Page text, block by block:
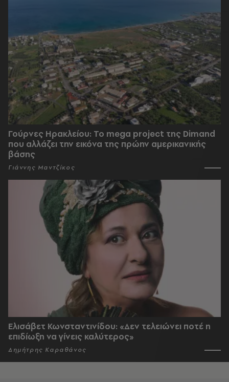
Γούρνες Ηρακλείου: To mega project της Dimand
που αλλάζει την εικόνα της πρώην αμερικανικής
βάσης
Γιάννης Μαντζίκος
Ελισάβετ Κωνσταντινίδου: «Δεν τελειώνει ποτέ η
επιδίωξη να γίνεις καλύτερος»
Δημήτρης Καραθάνος